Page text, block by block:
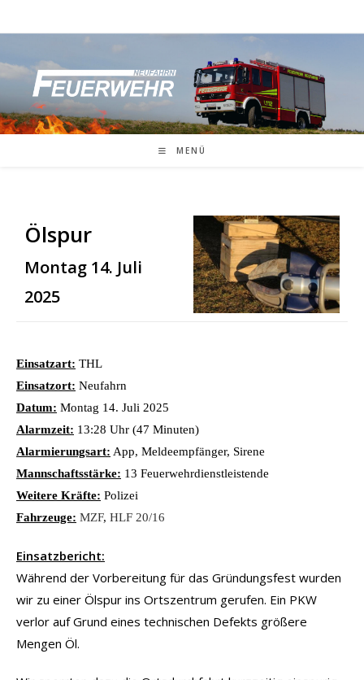
Inhalt
MENÜ
Ölspur
Montag 14. Juli
2025
Einsatzart: THL
Einsatzort: Neufahrn
Datum: Montag 14. Juli 2025
Alarmzeit: 13:28 Uhr (47 Minuten)
Alarmierungsart: App, Meldeempfänger, Sirene
Mannschaftsstärke: 13 Feuerwehrdienstleistende
Weitere Kräfte: Polizei
Fahrzeuge: MZF, HLF 20/16
Einsatzbericht:
Während der Vorbereitung für das Gründungsfest wurden
wir zu einer Ölspur ins Ortszentrum gerufen. Ein PKW
verlor auf Grund eines technischen Defekts größere
Mengen Öl.